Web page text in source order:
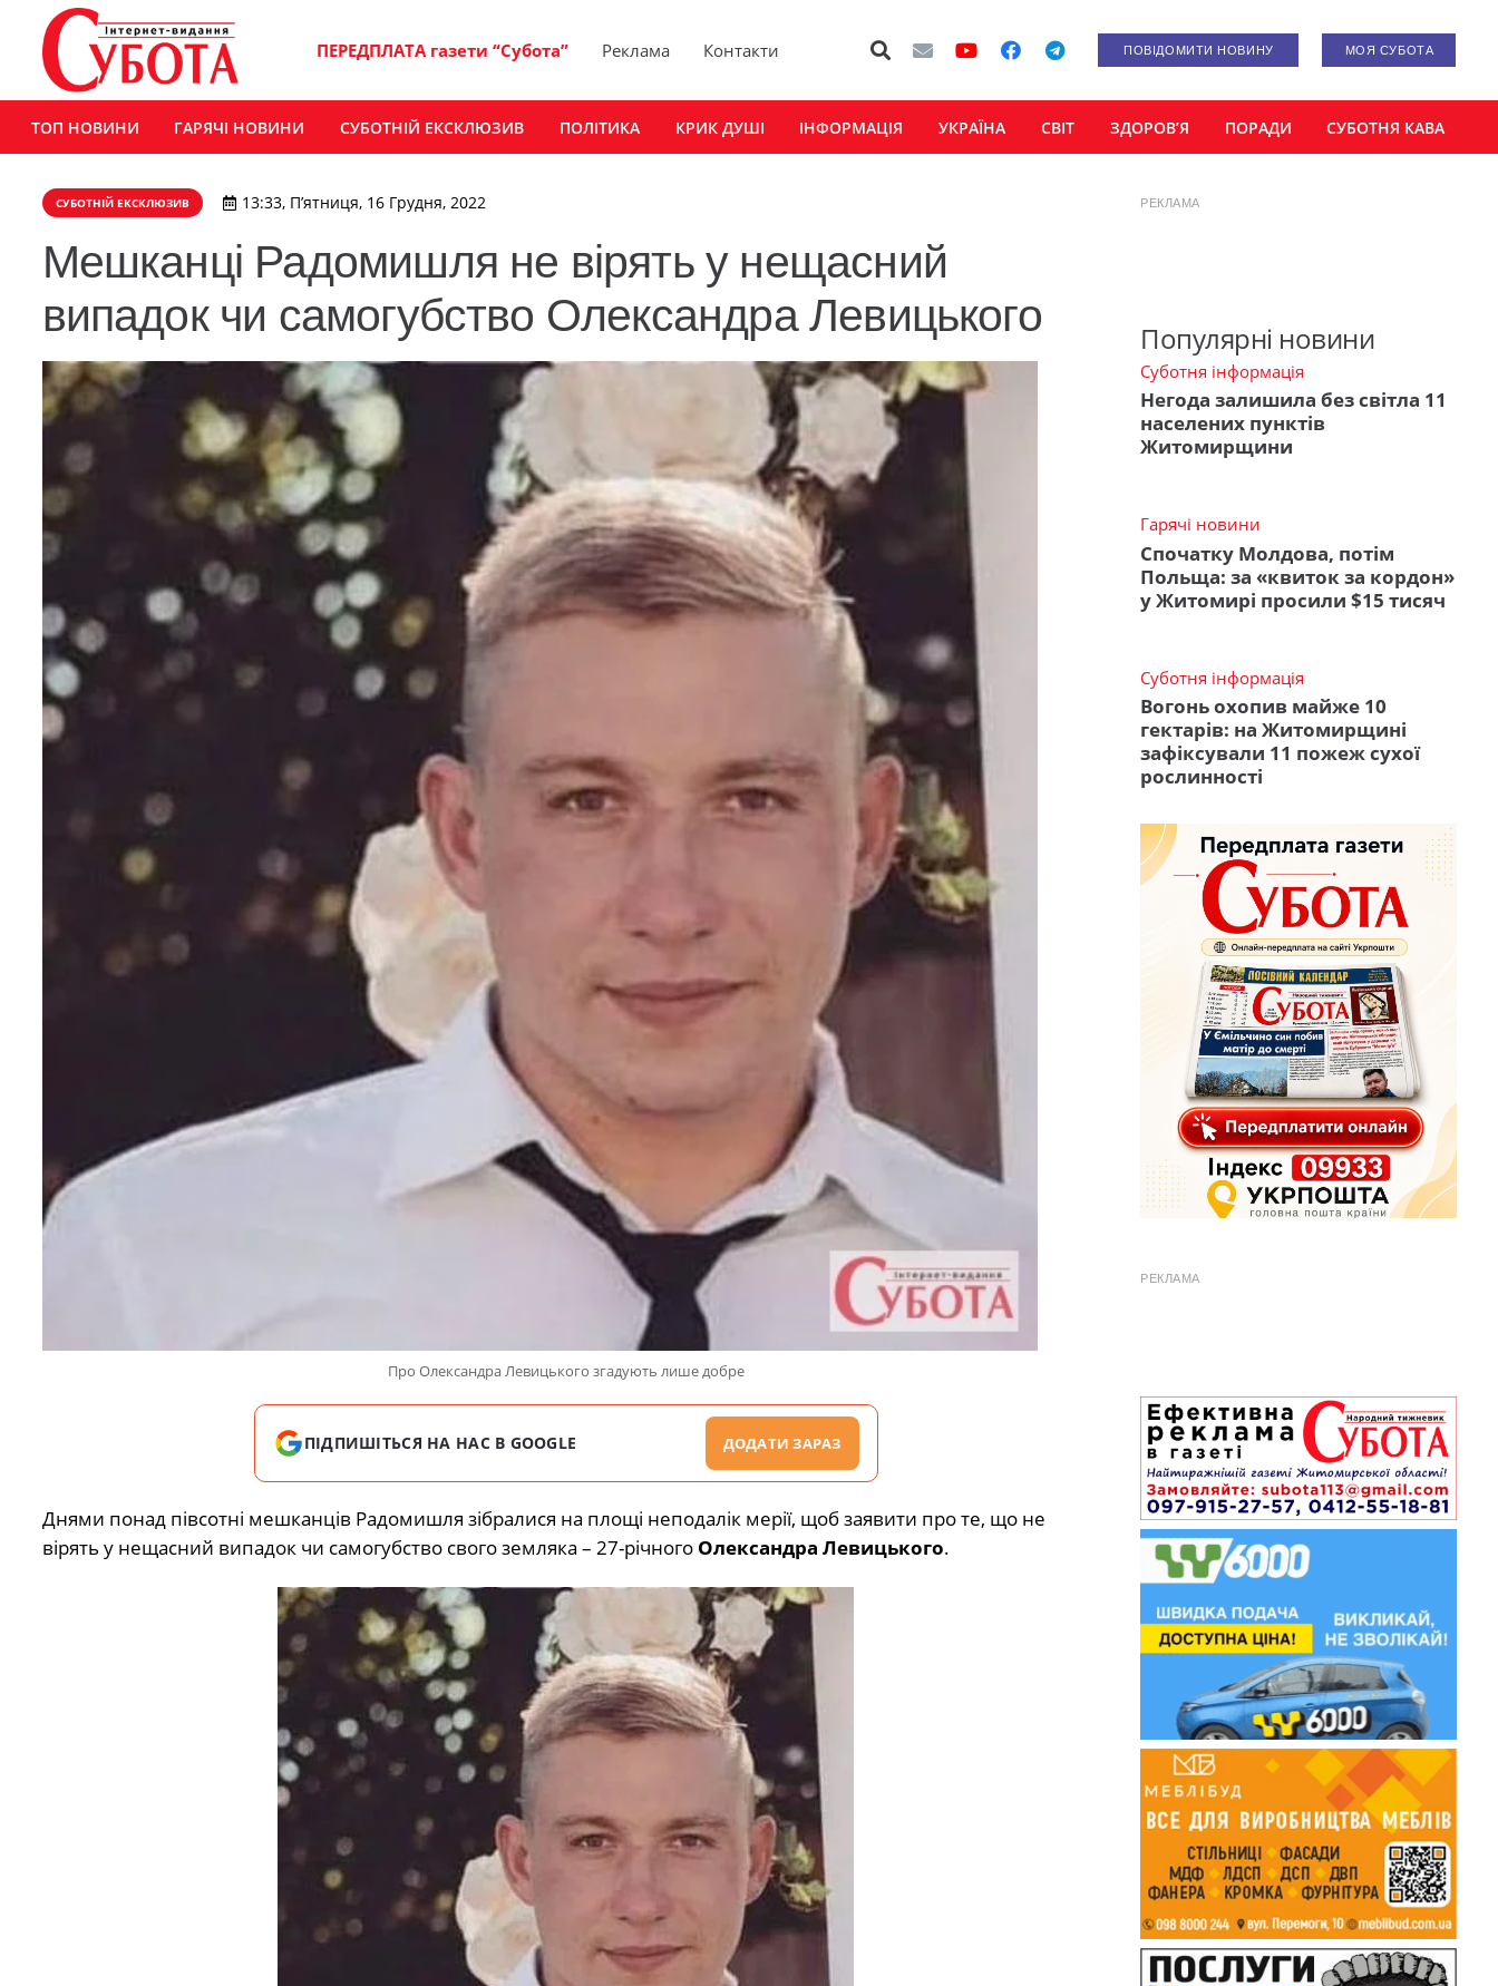
ПЕРЕДПЛАТА газети “Субота” Реклама Контакти ПОВІДОМИТИ НОВИНУ МОЯ СУБОТА
ТОП НОВИНИ ГАРЯЧІ НОВИНИ СУБОТНІЙ ЕКСКЛЮЗИВ ПОЛІТИКА КРИК ДУШІ ІНФОРМАЦІЯ УКРАЇНА СВІТ ЗДОРОВ’Я ПОРАДИ СУБОТНЯ КАВА
СУБОТНІЙ ЕКСКЛЮЗИВ 13:33, П’ятниця, 16 Грудня, 2022
Мешканці Радомишля не вірять у нещасний
випадок чи самогубство Олександра Левицького
Про Олександра Левицького згадують лише добре
ПІДПИШІТЬСЯ НА НАС В GOOGLE ДОДАТИ ЗАРАЗ
Днями понад півсотні мешканців Радомишля зібралися на площі неподалік мерії, щоб заявити про те, що не
вірять у нещасний випадок чи самогубство свого земляка – 27-річного Олександра Левицького.
РЕКЛАМА
Популярні новини
Суботня інформація
Негода залишила без світла 11
населених пунктів
Житомирщини
Гарячі новини
Спочатку Молдова, потім
Польща: за «квиток за кордон»
у Житомирі просили $15 тисяч
Суботня інформація
Вогонь охопив майже 10
гектарів: на Житомирщині
зафіксували 11 пожеж сухої
рослинності
РЕКЛАМА